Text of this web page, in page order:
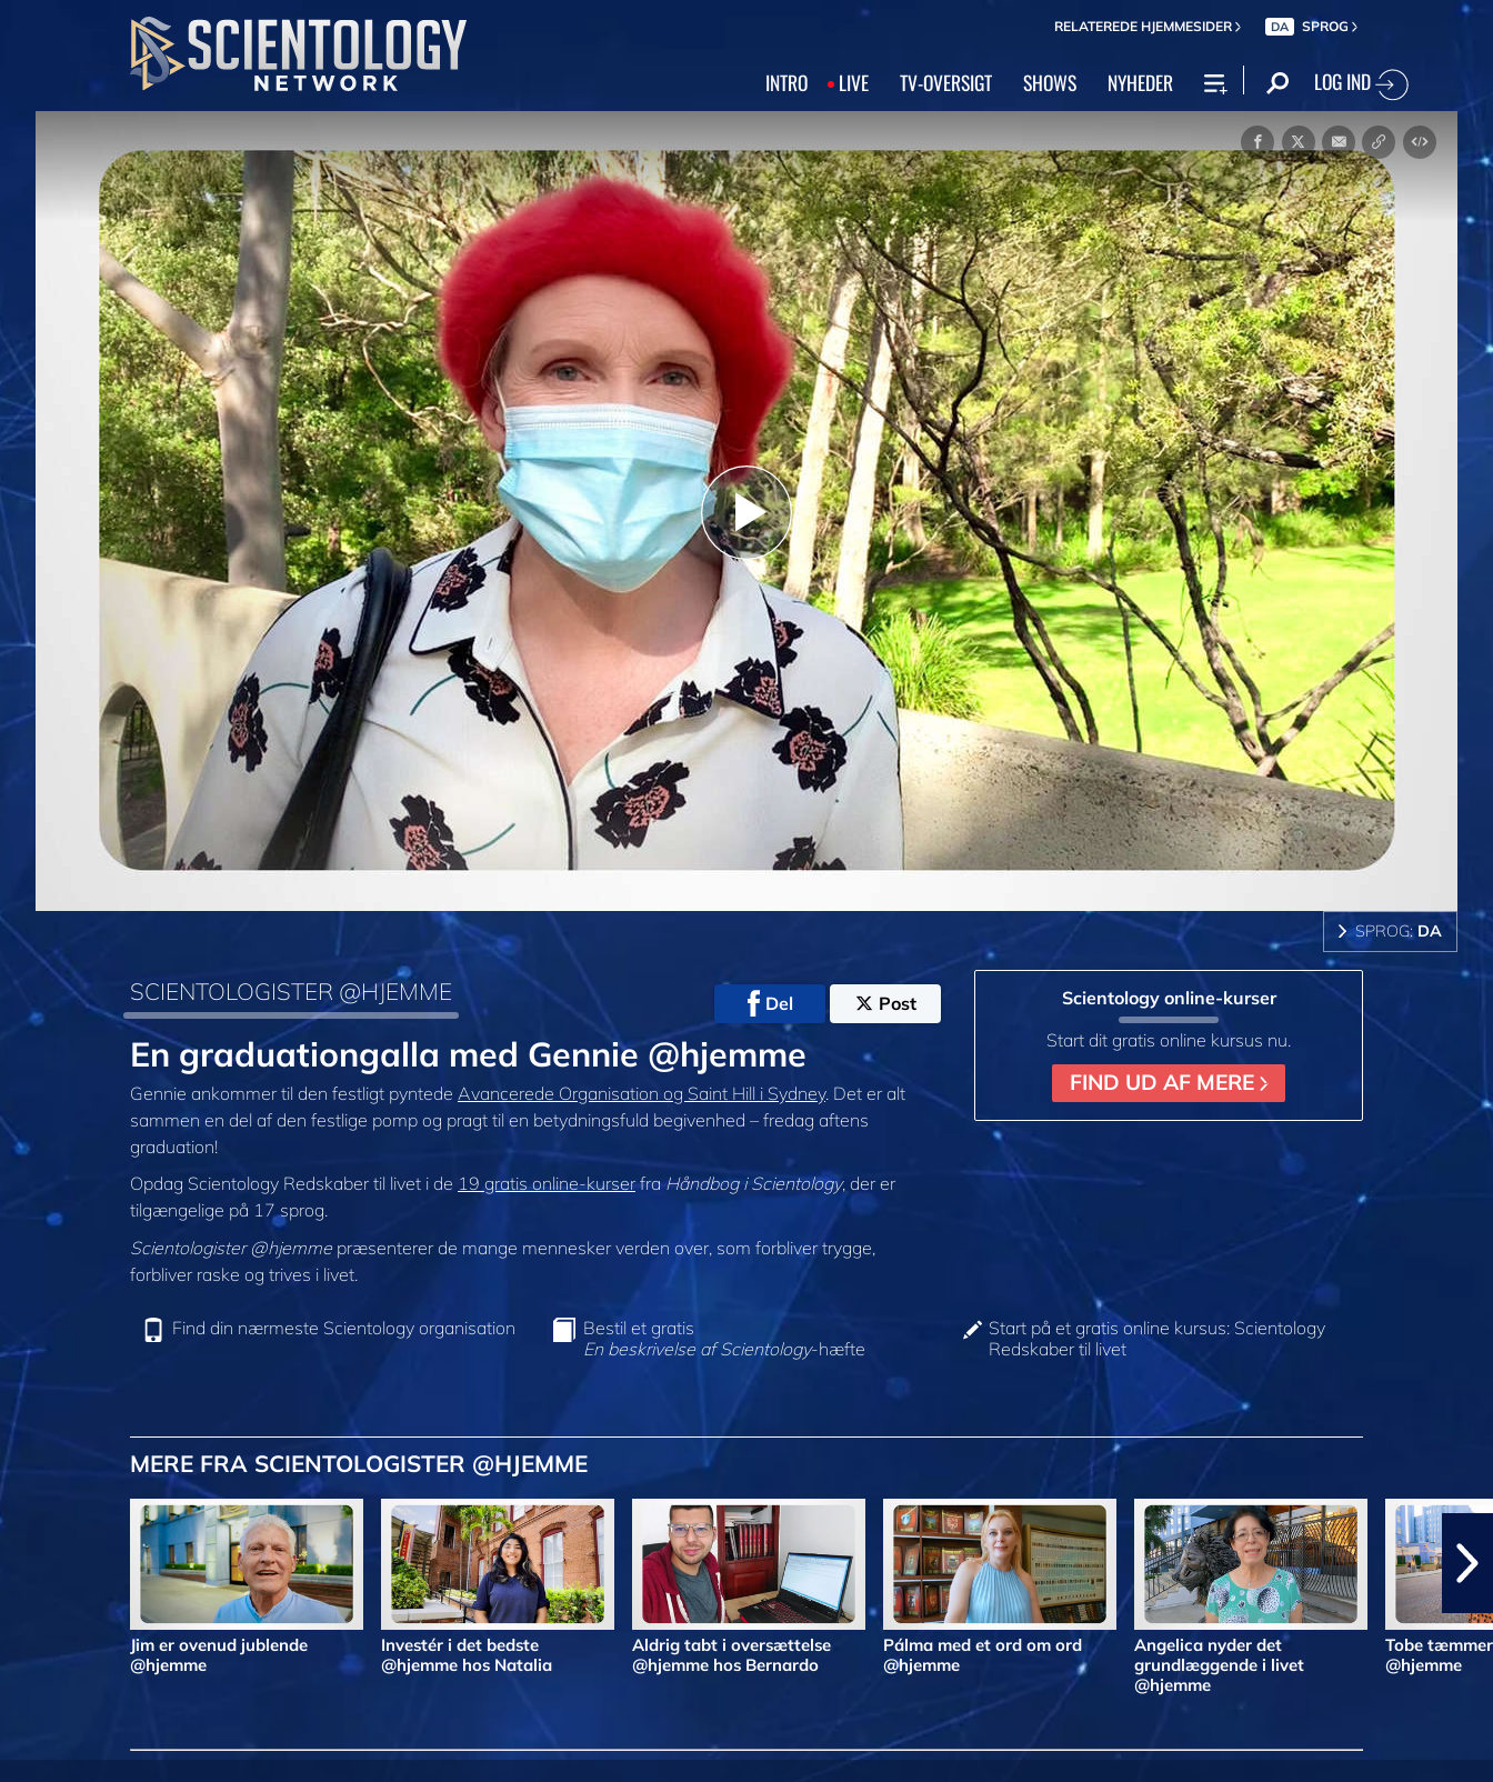
RELATEREDE HJEMMESIDER DA SPROG
INTRO LIVE TV‑OVERSIGT SHOWS NYHEDER LOG IND
Play
Video
SPROG: DA
SCIENTOLOGISTER @HJEMME Del Post
En graduationgalla med Gennie @hjemme
Gennie ankommer til den festligt pyntede Avancerede Organisation og Saint Hill i Sydney. Det er alt
sammen en del af den festlige pomp og pragt til en betydningsfuld begivenhed – fredag aftens
graduation!
Opdag Scientology Redskaber til livet i de 19 gratis online-kurserfraHåndbog i Scientology, der er
tilgængelige på 17 sprog.
Scientologister @hjemmepræsenterer de mange mennesker verden over, som forbliver trygge,
forbliver raske og trives i livet.
Scientology online-kurser
Start dit gratis online kursus nu.
FIND UD AF MERE
Find din nærmeste Scientology organisation
Bestil et gratis
En beskrivelse af Scientology-hæfte
Start på et gratis online kursus: Scientology
Redskaber til livet
MERE FRA SCIENTOLOGISTER @HJEMME
Jim er ovenud jublende
@hjemme
Investér i det bedste
@hjemme hos Natalia
Aldrig tabt i oversættelse
@hjemme hos Bernardo
Pálma med et ord om ord
@hjemme
Angelica nyder det
grundlæggende i livet
@hjemme
Tobe
@hjemme